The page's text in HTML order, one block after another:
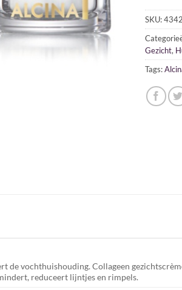
SKU:
Gezicht,
Tags:
de vochthuishouding. Collageen
reduceert lijntjes en rimpels.